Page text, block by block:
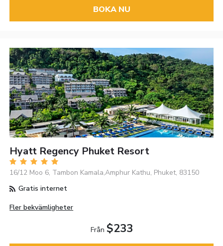
BOKA NU
Hyatt Regency Phuket Resort
16/12 Moo 6, Tambon Kamala,Amphur Kathu, Phuket, 83150
Gratis internet
Fler bekvämligheter
Från $233